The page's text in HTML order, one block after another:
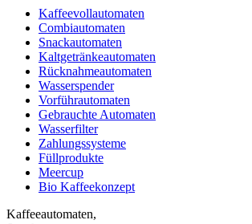
Kaffeevollautomaten
Combiautomaten
Snackautomaten
Kaltgetränkeautomaten
Rücknahmeautomaten
Wasserspender
Vorführautomaten
Gebrauchte Automaten
Wasserfilter
Zahlungssysteme
Füllprodukte
Meercup
Bio Kaffeekonzept
Kaffeeautomaten,